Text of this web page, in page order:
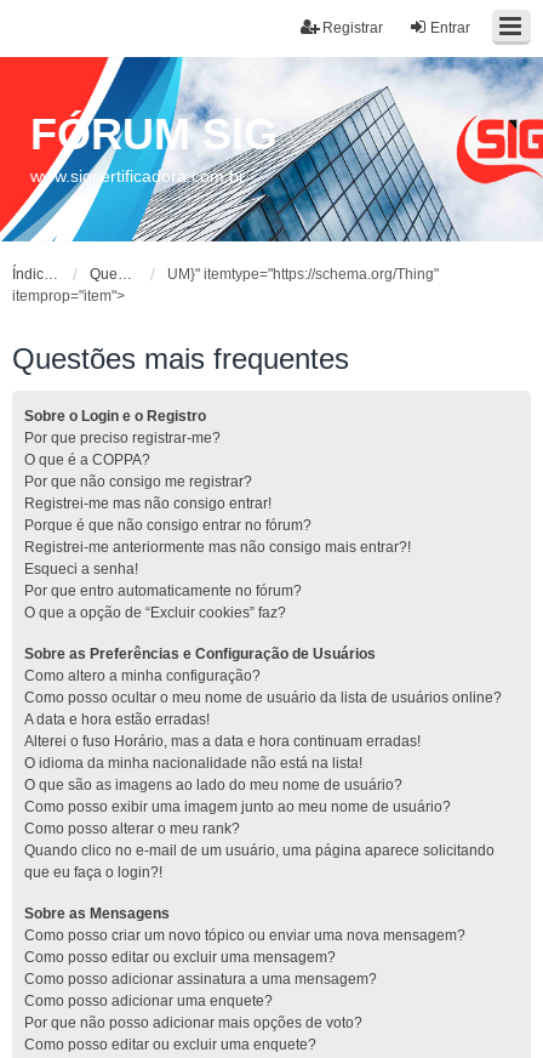
Entrar
Registrar
FÓRUM SIG
www.sigcertificadora.com.br
Índice do fórum Questões mais frequentes
UM}" itemtype="https://schema.org/Thing"
itemprop="item">
Questões mais frequentes
Sobre o Login e o Registro
Por que preciso registrar-me?
O que é a COPPA?
Por que não consigo me registrar?
Registrei-me mas não consigo entrar!
Porque é que não consigo entrar no fórum?
Registrei-me anteriormente mas não consigo mais entrar?!
Esqueci a senha!
Por que entro automaticamente no fórum?
O que a opção de “Excluir cookies” faz?
Sobre as Preferências e Configuração de Usuários
Como altero a minha configuração?
Como posso ocultar o meu nome de usuário da lista de usuários online?
A data e hora estão erradas!
Alterei o fuso Horário, mas a data e hora continuam erradas!
O idioma da minha nacionalidade não está na lista!
O que são as imagens ao lado do meu nome de usuário?
Como posso exibir uma imagem junto ao meu nome de usuário?
Como posso alterar o meu rank?
Quando clico no e-mail de um usuário, uma página aparece solicitando
que eu faça o login?!
Sobre as Mensagens
Como posso criar um novo tópico ou enviar uma nova mensagem?
Como posso editar ou excluir uma mensagem?
Como posso adicionar assinatura a uma mensagem?
Como posso adicionar uma enquete?
Por que não posso adicionar mais opções de voto?
Como posso editar ou excluir uma enquete?